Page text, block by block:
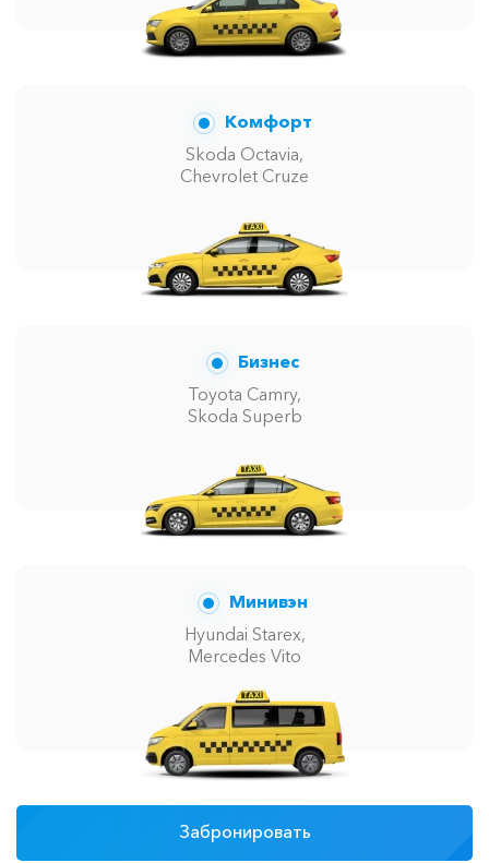
Комфорт
Skoda Octavia,
Chevrolet Cruze
Бизнес
Toyota Camry,
Skoda Superb
Минивэн
Hyundai Starex,
Mercedes Vito
Забронировать